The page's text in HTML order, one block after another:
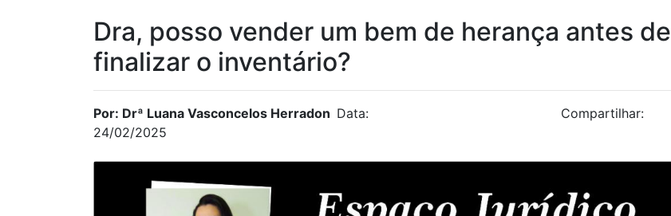
Dra, posso vender um bem de herança antes de
finalizar o inventário?
Por: Drª Luana Vasconcelos Herradon Data:
24/02/2025
Compartilhar: